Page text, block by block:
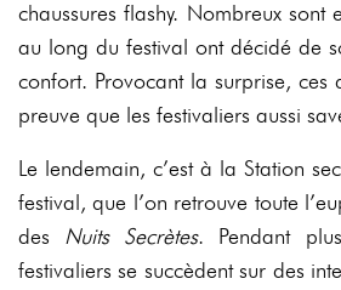
chaussures flashy. Nombreux sont
au long du festival ont décidé de
confort. Provocant la surprise, ces
preuve que les festivaliers aussi
Le lendemain, c’est à la Station
festival, que l’on retrouve toute
des Nuits Secrètes. Pendant
festivaliers se succèdent sur des